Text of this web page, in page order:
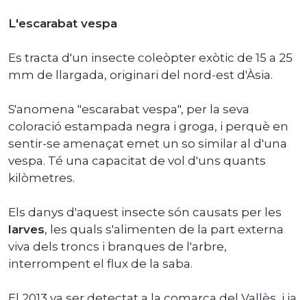
L'escarabat vespa
Es tracta d'un insecte coleòpter exòtic de 15 a 25
mm de llargada, originari del nord-est d'Àsia.
S'anomena "escarabat vespa", per la seva
coloració estampada negra i groga, i perquè en
sentir-se amenaçat emet un so similar al d'una
vespa. Té una capacitat de vol d'uns quants
kilòmetres.
Els danys d'aquest insecte són causats per les
larves, les quals s'alimenten de la part externa
viva dels troncs i branques de l'arbre,
interrompent el flux de la saba.